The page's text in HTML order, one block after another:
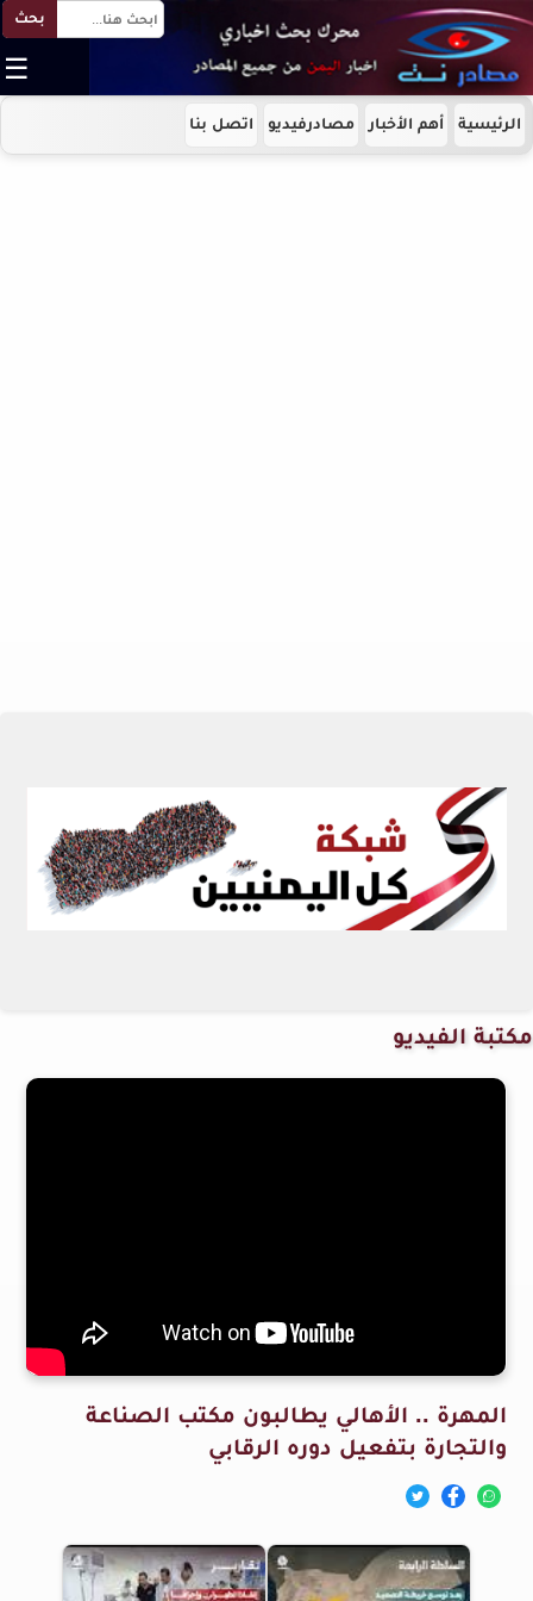
بحث
☰
الرئيسية أهم الأخبار مصادرفيديو اتصل بنا
مكتبة الفيديو
المهرة .. الأهالي يطالبون مكتب الصناعة
والتجارة بتفعيل دوره الرقابي